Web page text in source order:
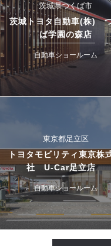
茨城県つくば市
茨城トヨタ自動車(株)
ば学園の森店
自動車ショールーム
東京都足立区
トヨタモビリティ東京株
社 U-Car足立店
自動車ショールーム